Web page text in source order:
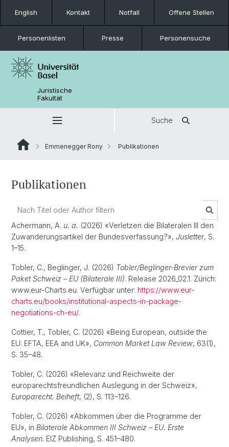
English Kontakt Notfall Offene Stellen
Personenlisten Presse Personensuche
Juristische
Fakultät
Suche
Emmenegger Rony Publikationen
Publikationen
Achermann, A. u. a. (2026) «Verletzen die Bilateralen III den
Zuwanderungsartikel der Bundesverfassung?», Jusletter, S.
1–15.
Tobler, C., Beglinger, J. (2026) Tobler/Beglinger-Brevier zum
Paket Schweiz – EU (Bilaterale III). Release 2026_02.1. Zürich:
www.eur-Charts.eu. Verfügbar unter: https://www.eur-
charts.eu/books/institutional-aspects-in-package-
negotiations-ch-eu/.
Cottier, T., Tobler, C. (2026) «Being European, outside the
EU: EFTA, EEA and UK», Common Market Law Review, 63(1),
S. 35–48.
Tobler, C. (2026) «Relevanz und Reichweite der
europarechtsfreundlichen Auslegung in der Schweiz»,
Europarecht. Beiheft, (2), S. 113–126.
Tobler, C. (2026) «Abkommen über die Programme der
EU», in Bilaterale Abkommen III Schweiz – EU. Erste
Analysen. EIZ Publishing, S. 451–480.